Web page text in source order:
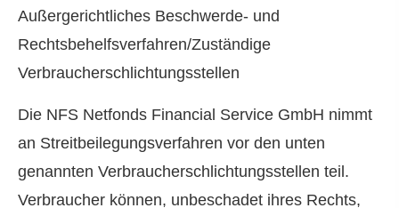
Außergerichtliches Beschwerde- und
Rechtsbehelfsverfahren/Zuständige
Verbraucherschlichtungsstellen
Die NFS Netfonds Financial Service GmbH nimmt
an Streitbeilegungsverfahren vor den unten
genannten Verbraucherschlichtungsstellen teil.
Verbraucher können, unbeschadet ihres Rechts,